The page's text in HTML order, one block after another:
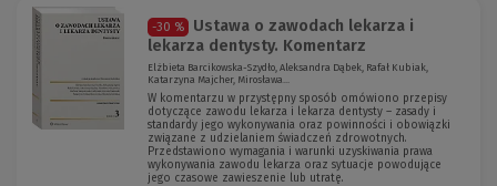
-30 %
Ustawa o zawodach lekarza i
lekarza dentysty. Komentarz
Elżbieta Barcikowska-Szydło, Aleksandra Dąbek, Rafał Kubiak,
Katarzyna Majcher, Mirosława...
W komentarzu w przystępny sposób omówiono przepisy
dotyczące zawodu lekarza i lekarza dentysty – zasady i
standardy jego wykonywania oraz powinności i obowiązki
związane z udzielaniem świadczeń zdrowotnych.
Przedstawiono wymagania i warunki uzyskiwania prawa
wykonywania zawodu lekarza oraz sytuacje powodujące
jego czasowe zawieszenie lub utratę.